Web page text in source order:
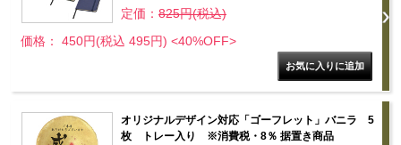
定価： 825円(税込)
価格： 450円(税込 495円) <40%OFF>
オリジナルデザイン対応「ゴーフレット」バニラ 5
枚 トレー入り ※消費税・8％ 据置き商品